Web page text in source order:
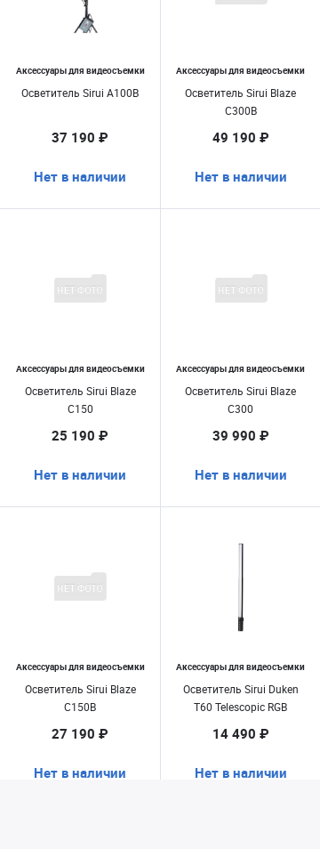
Аксессуары для видеосъемки
Осветитель Sirui A100B
37 190 ₽
Нет в наличии
Аксессуары для видеосъемки
Осветитель Sirui Blaze
C300B
49 190 ₽
Нет в наличии
Аксессуары для видеосъемки
Осветитель Sirui Blaze
C150
25 190 ₽
Нет в наличии
Аксессуары для видеосъемки
Осветитель Sirui Blaze
C300
39 990 ₽
Нет в наличии
Аксессуары для видеосъемки
Осветитель Sirui Blaze
C150B
27 190 ₽
Нет в наличии
Аксессуары для видеосъемки
Осветитель Sirui Duken
T60 Telescopic RGB
14 490 ₽
Нет в наличии